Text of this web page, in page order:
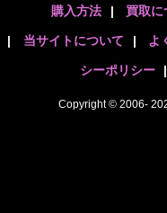
購入方法 | 買取に
| 当サイトについて | よ
シーポリシー |
Copyright © 2006-